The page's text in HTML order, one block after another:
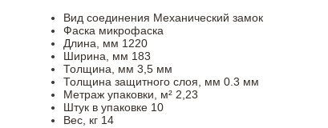
Вид соединения Механический замок
Фаска микрофаска
Длина, мм 1220
Ширина, мм 183
Толщина, мм 3,5 мм
Толщина защитного слоя, мм 0.3 мм
Метраж упаковки, м² 2,23
Штук в упаковке 10
Вес, кг 14